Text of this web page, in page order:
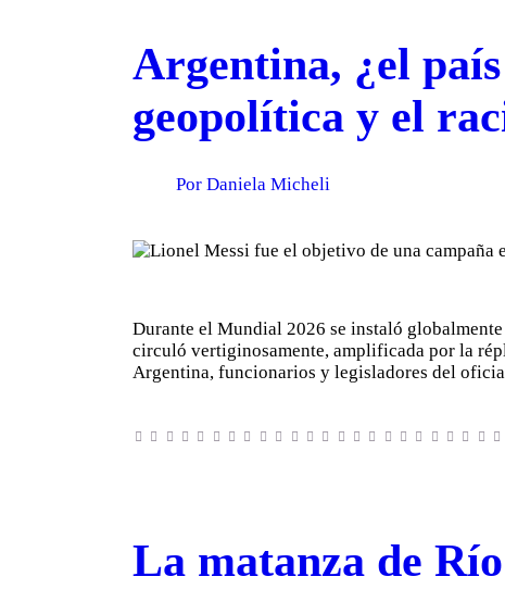
Argentina, ¿el
geopolítica y el
Por Daniela Micheli
Durante el Mundial 2026 se instaló
circuló vertiginosamente, amplificada por la
Argentina, funcionarios y legisladores del
La matanza de